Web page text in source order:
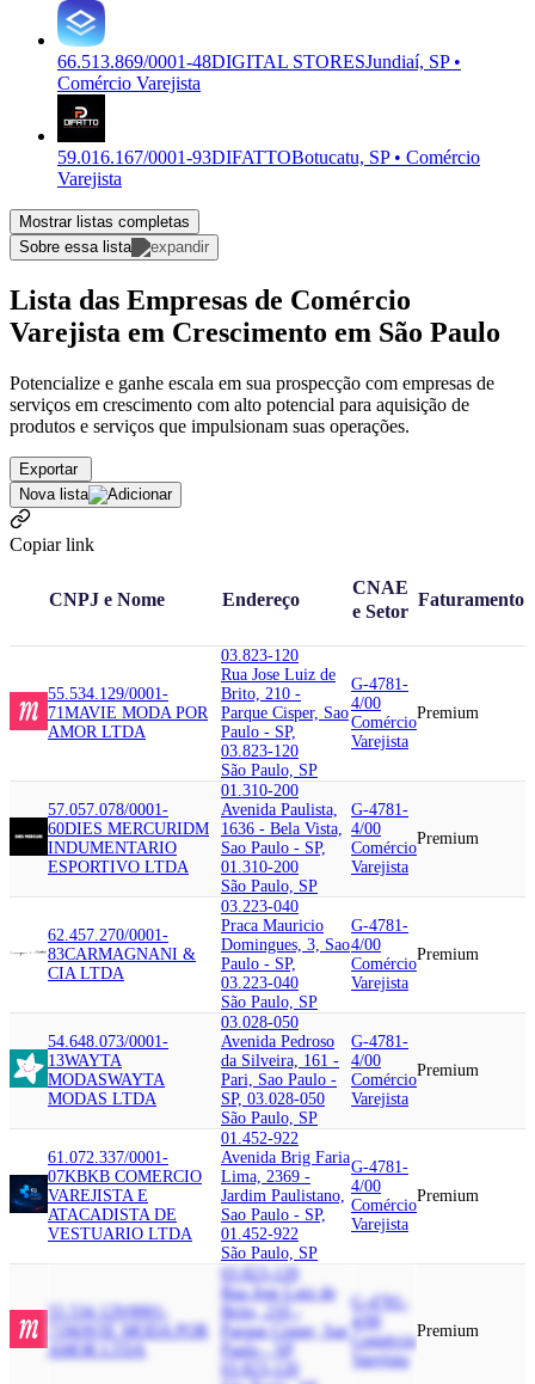
66.513.869/0001-48DIGITAL STORESJundiaí, SP •
Comércio Varejista
59.016.167/0001-93DIFATTOBotucatu, SP • Comércio
Varejista
Mostrar listas completas
Sobre essa lista
Lista das Empresas de Comércio
Varejista em Crescimento em São Paulo
Potencialize e ganhe escala em sua prospecção com empresas de
serviços em crescimento com alto potencial para aquisição de
produtos e serviços que impulsionam suas operações.
Exportar
Nova lista
Copiar link
CNPJ e Nome Endereço
CNAE
e Setor
Faturamento
55.534.129/0001-
71 MAVIE MODA POR
AMOR LTDA
03.823-120
Rua Jose Luiz de
Brito, 210 -
Parque Cisper, Sao
Paulo - SP,
03.823-120
São Paulo, SP
G-4781-
4/00
Comércio
Varejista
Premium
57.057.078/0001-
60DIES MERCURIDM
INDUMENTARIO
ESPORTIVO LTDA
01.310-200
Avenida Paulista,
1636 - Bela Vista,
Sao Paulo - SP,
01.310-200
São Paulo, SP
G-4781-
4/00
Comércio
Varejista
Premium
62.457.270/0001-
83CARMAGNANI &
CIA LTDA
03.223-040
Praca Mauricio
Domingues, 3, Sao
Paulo - SP,
03.223-040
São Paulo, SP
G-4781-
4/00
Comércio
Varejista
Premium
54.648.073/0001-
13WAYTA
MODASWAYTA
MODAS LTDA
03.028-050
Avenida Pedroso
da Silveira, 161 -
Pari, Sao Paulo -
SP, 03.028-050
São Paulo, SP
G-4781-
4/00
Comércio
Varejista
Premium
61.072.337/0001-
07KBKB COMERCIO
VAREJISTA E
ATACADISTA DE
VESTUARIO LTDA
01.452-922
Avenida Brig Faria
Lima, 2369 -
Jardim Paulistano,
Sao Paulo - SP,
01.452-922
São Paulo, SP
G-4781-
4/00
Comércio
Varejista
Premium
55.534.129/0001-
MAVIE MODA POR
AMOR LTDA
03.823-120
Rua Jose Luiz de
Brito, 210 -
Parque Cisper, Sao
Paulo - SP,
03.823-120
G-4781-
4/00
Comércio
Varejista
Premium